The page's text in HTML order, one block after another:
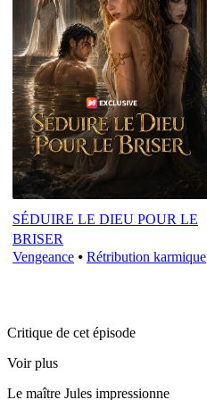
SÉDUIRE LE DIEU POUR LE
BRISER
Vengeance ⦁ Rétribution karmique
Critique de cet épisode
Voir plus
Le maître Jules impressionne